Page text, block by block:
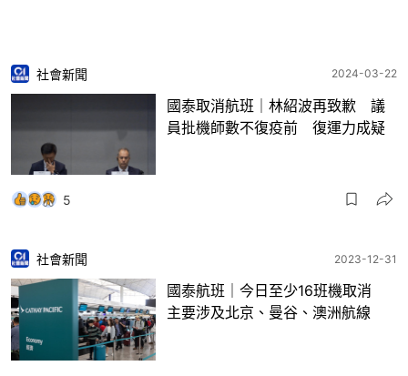
社會新聞 2024-03-22
國泰取消航班｜林紹波再致歉 議
員批機師數不復疫前 復運力成疑
5
社會新聞 2023-12-31
國泰航班｜今日至少16班機取消
主要涉及北京、曼谷、澳洲航線